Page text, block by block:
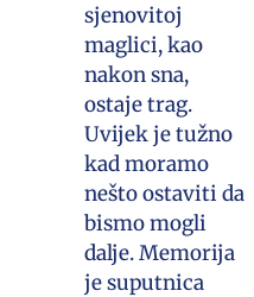
sjenovitoj
maglici, kao
nakon sna,
ostaje trag.
Uvijek je tužno
kad moramo
nešto ostaviti da
bismo mogli
dalje. Memorija
je suputnica